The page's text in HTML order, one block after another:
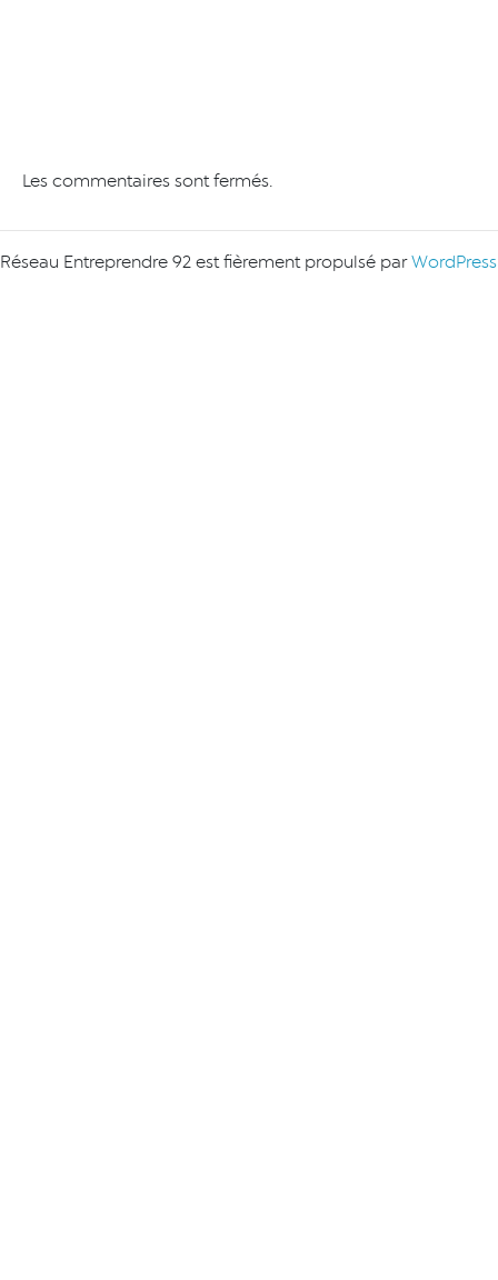
Les commentaires sont fermés.
Réseau Entreprendre 92 est fièrement propulsé parWordPress